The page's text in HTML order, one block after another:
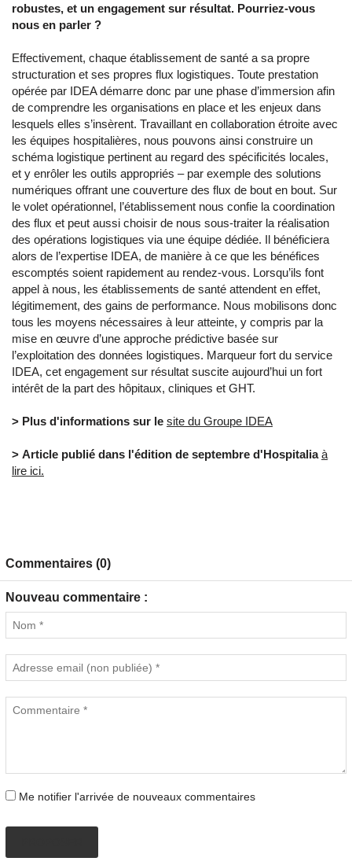
robustes, et un engagement sur résultat. Pourriez-vous
nous en parler ?
Effectivement, chaque établissement de santé a sa propre
structuration et ses propres flux logistiques. Toute prestation
opérée par IDEA démarre donc par une phase d’immersion afin
de comprendre les organisations en place et les enjeux dans
lesquels elles s’insèrent. Travaillant en collaboration étroite avec
les équipes hospitalières, nous pouvons ainsi construire un
schéma logistique pertinent au regard des spécificités locales,
et y enrôler les outils appropriés – par exemple des solutions
numériques offrant une couverture des flux de bout en bout. Sur
le volet opérationnel, l’établissement nous confie la coordination
des flux et peut aussi choisir de nous sous-traiter la réalisation
des opérations logistiques via une équipe dédiée. Il bénéficiera
alors de l’expertise IDEA, de manière à ce que les bénéfices
escomptés soient rapidement au rendez-vous. Lorsqu’ils font
appel à nous, les établissements de santé attendent en effet,
légitimement, des gains de performance. Nous mobilisons donc
tous les moyens nécessaires à leur atteinte, y compris par la
mise en œuvre d’une approche prédictive basée sur
l’exploitation des données logistiques. Marqueur fort du service
IDEA, cet engagement sur résultat suscite aujourd’hui un fort
intérêt de la part des hôpitaux, cliniques et GHT.
> Plus d'informations sur le site du Groupe IDEA
> Article publié dans l'édition de septembre d'Hospitaliaà
lire ici.
Commentaires (0)
Nouveau commentaire :
Me notifier l'arrivée de nouveaux commentaires